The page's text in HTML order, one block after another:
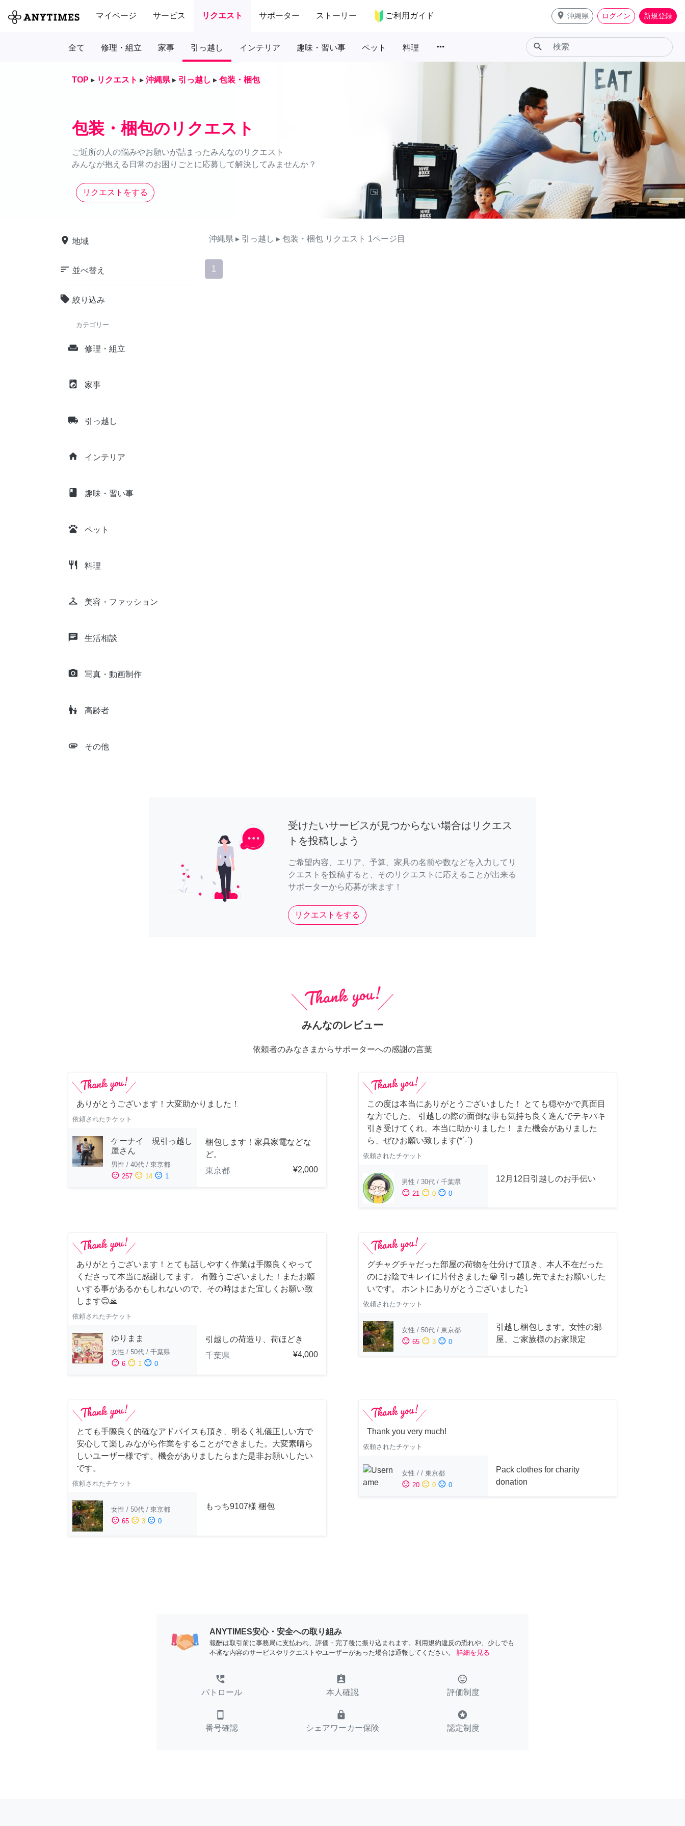
マイページ サービス リクエスト サポーター ストーリー ご利用ガイド place 沖縄県 ログイン 新規登録
全て 修理・組立 家事 引っ越し インテリア 趣味・習い事 ペット 料理 more_horiz search
TOP ▸ リクエスト ▸ 沖縄県 ▸ 引っ越し ▸ 包装・梱包
包装・梱包のリクエスト
ご近所の人の悩みやお願いが詰まったみんなのリクエスト
みんなが抱える日常のお困りごとに応募して解決してみませんか？
リクエストをする
place 地域
sort 並べ替え
local_offer 絞り込み
カテゴリー
weekend 修理・組立
local_laundry_service 家事
local_shipping 引っ越し
home インテリア
class 趣味・習い事
pets ペット
restaurant 料理
checkroom 美容・ファッション
chat 生活相談
camera_alt 写真・動画制作
escalator_warning 高齢者
attachment その他
沖縄県 ▸ 引っ越し ▸ 包装・梱包 リクエスト 1ページ目
1
受けたいサービスが見つからない場合はリクエス
トを投稿しよう
ご希望内容、エリア、予算、家具の名前や数などを入力してリ
クエストを投稿すると、そのリクエストに応えることが出来る
サポーターから応募が来ます！
リクエストをする
みんなのレビュー
依頼者のみなさまからサポーターへの感謝の言葉
ありがとうございます！大変助かりました！
依頼されたチケット
ケーナイ 現引っ越し
屋さん
男性 / 40代 / 東京都
sentiment_satisfied 257 sentiment_neutral 14 sentiment_dissatisfied 1
梱包します！家具家電などな
ど。
東京都
¥2,000
この度は本当にありがとうございました！ とても穏やかで真面目
な方でした。 引越しの際の面倒な事も気持ち良く進んでテキパキ
引き受けてくれ、本当に助かりました！ また機会がありました
ら、ぜひお願い致します(*´-`)
依頼されたチケット
男性 / 30代 / 千葉県
sentiment_satisfied 21 sentiment_neutral 0 sentiment_dissatisfied 0
12月12日引越しのお手伝い
ありがとうございます！とても話しやすく作業は手際良くやって
くださって本当に感謝してます。 有難うございました！またお願
いする事があるかもしれないので、その時はまた宜しくお願い致
します😊🙏
依頼されたチケット
ゆりまま
女性 / 50代 / 千葉県
sentiment_satisfied 6 sentiment_neutral 1 sentiment_dissatisfied 0
引越しの荷造り、荷ほどき
千葉県
¥4,000
グチャグチャだった部屋の荷物を仕分けて頂き、本人不在だった
のにお陰でキレイに片付きました😀 引っ越し先でまたお願いした
いです。 ホントにありがとうございました⤵
依頼されたチケット
女性 / 50代 / 東京都
sentiment_satisfied 65 sentiment_neutral 3 sentiment_dissatisfied 0
引越し梱包します。女性の部
屋、ご家族様のお家限定
とても手際良く的確なアドバイスも頂き、明るく礼儀正しい方で
安心して楽しみながら作業をすることができました。大変素晴ら
しいユーザー様です。機会がありましたらまた是非お願いしたい
です。
依頼されたチケット
女性 / 50代 / 東京都
sentiment_satisfied 65 sentiment_neutral 3 sentiment_dissatisfied 0
もっち9107様 梱包
Thank you very much!
依頼されたチケット
女性 / / 東京都
sentiment_satisfied 20 sentiment_neutral 0 sentiment_dissatisfied 0
Pack clothes for charity
donation
ANYTIMES安心・安全への取り組み
報酬は取引前に事務局に支払われ、評価・完了後に振り込まれます。利用規約違反の恐れや、少しでも
不審な内容のサービスやリクエストやユーザーがあった場合は通報してください。
詳細を見る
perm_phone_msg
パトロール
assignment_ind
本人確認
tag_faces
評価制度
smartphone
番号確認
lock
シェアワーカー保険
stars
認定制度